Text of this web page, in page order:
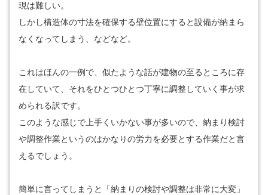
現は難しい。
しかし構造体の寸法を確保する壁位置にすると設備が納まら
なくなってしまう、などなど。
これはほんの一例で、似たような話が建物の至るところに存
在していて、それをひとつひとつ丁寧に調整していく事が求
められる訳です。
このような感じで上手くいかない事が多いので、納まり検討
や調整作業というのはかなりの労力を必要とする作業だと言
えるでしょう。
簡単に言ってしまうと「納まりの検討や調整は非常に大変」